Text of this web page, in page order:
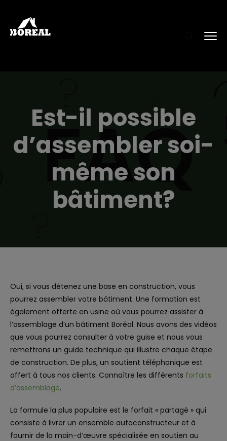
Est-il possible
d’assembler soi-
même son
bâtiment?
Oui, si vous détenez une base en construction, vous
pourrez assembler votre bâtiment. Une formation est
également offerte en usine où vous pourrez assister à
l’assemblage d’un bâtiment Boréal. Nous avons des vidéos
que vous pourrez consulter à votre guise et nous vous
remettrons un guide technique qui illustre chaque étape
de construction. De plus, un soutient téléphonique est
offert à tous nos clients. Connaître les différents forfaits
d’assemblage.
La formule la plus populaire est le forfait « partagé » qui
consiste à livrer un ensemble autoconstructeur et à
fournir de la main-d’œuvre spécialisée en soutien au